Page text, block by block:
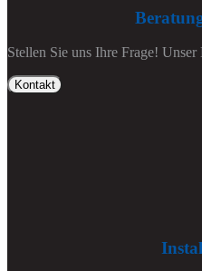
Stellen Sie uns Ihre Frage!
Kontakt